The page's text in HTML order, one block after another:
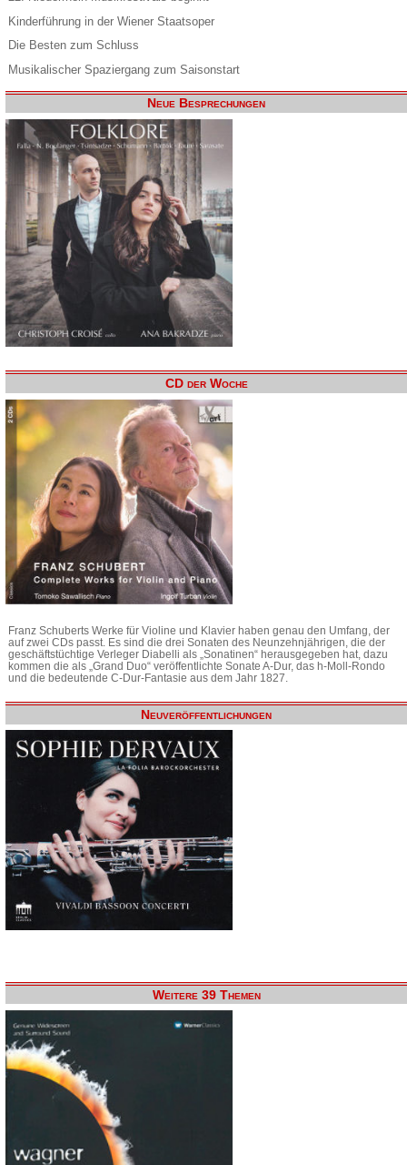
Kinderführung in der Wiener Staatsoper
Die Besten zum Schluss
Musikalischer Spaziergang zum Saisonstart
Neue Besprechungen
CD der Woche
Franz Schuberts Werke für Violine und Klavier haben genau den Umfang, der
auf zwei CDs passt. Es sind die drei Sonaten des Neunzehnjährigen, die der
geschäftstüchtige Verleger Diabelli als „Sonatinen“ herausgegeben hat, dazu
kommen die als „Grand Duo“ veröffentlichte Sonate A-Dur, das h-Moll-Rondo
und die bedeutende C-Dur-Fantasie aus dem Jahr 1827.
Neuveröffentlichungen
Weitere 39 Themen